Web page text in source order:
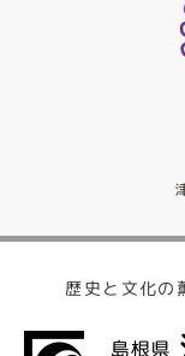
歴史と文化の